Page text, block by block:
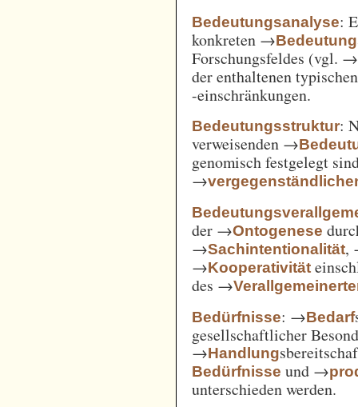
Bedeutungsanalyse:
konkreten →
Forschungsfeldes (vgl. →
der enthaltenen
-einschränkungen.
Bedeutungsstruktur:
verweisenden →
genomisch festgelegt
→
der →Ontogenese
→Sachintentionalität,
→Kooperativität
des →
Bedürfnisse: →Bedarf
gesellschaftlicher
→Handlung
Bedürfnisse und →
unterschieden werden.